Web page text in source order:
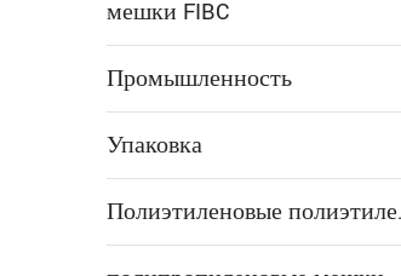
мешки FIBC
Промышленность
Упаковка